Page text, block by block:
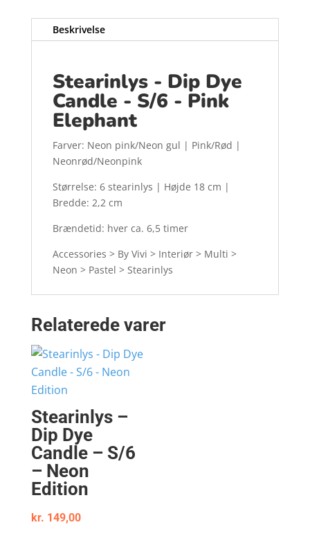
Beskrivelse
Stearinlys - Dip Dye
Candle - S/6 - Pink
Elephant
Farver: Neon pink/Neon gul | Pink/Rød |
Neonrød/Neonpink
Størrelse: 6 stearinlys | Højde 18 cm |
Bredde: 2,2 cm
Brændetid: hver ca. 6,5 timer
Accessories > By Vivi > Interiør > Multi >
Neon > Pastel > Stearinlys
Relaterede varer
Stearinlys –
Dip Dye
Candle – S/6
– Neon
Edition
kr. 149,00